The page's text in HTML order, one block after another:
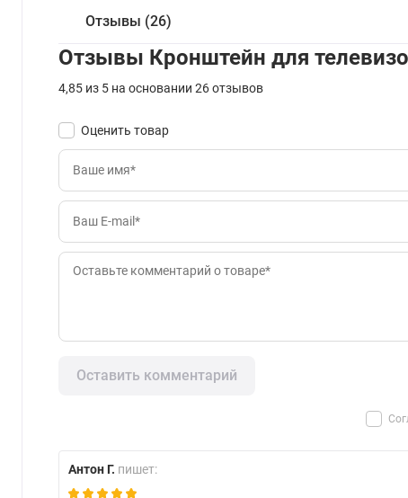
Отзывы (26)
Отзывы Кронштейн для
4,85 из 5 на основании 26 отзывов
Оценить товар
Оставить комментарий
Антон Г. пишет: